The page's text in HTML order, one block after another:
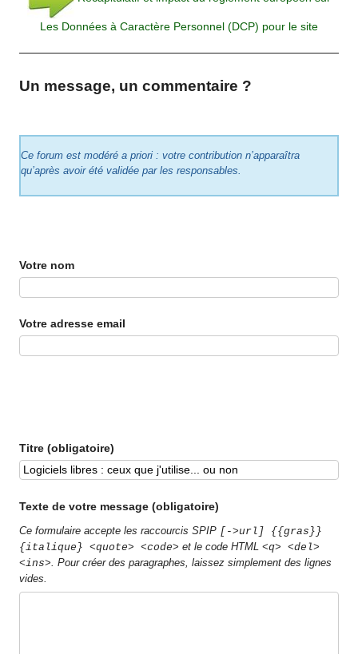
Les Données à Caractère Personnel (DCP) pour le site
Un message, un commentaire ?
Ce forum est modéré a priori : votre contribution n’apparaîtra
qu’après avoir été validée par les responsables.
Votre nom
Votre adresse email
Titre (obligatoire)
Texte de votre message (obligatoire)
Ce formulaire accepte les raccourcis SPIP [->url] {{gras}}
{italique} <quote> <code> et le code HTML<q> <del>
<ins>. Pour créer des paragraphes, laissez simplement des lignes
vides.